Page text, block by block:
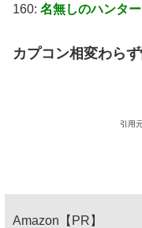
160: 名無しのハンター
カプコン相変わら
引用
Amazon【PR】